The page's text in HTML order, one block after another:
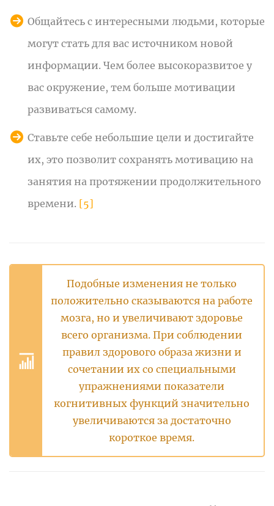
Общайтесь с интересными людьми, которые
могут стать для вас источником новой
информации. Чем более высокоразвитое у
вас окружение, тем больше мотивации
развиваться самому.
Ставьте себе небольшие цели и достигайте
их, это позволит сохранять мотивацию на
занятия на протяжении продолжительного
времени. [5]
Подобные изменения не только
положительно сказываются на работе
мозга, но и увеличивают здоровье
всего организма. При соблюдении
правил здорового образа жизни и
сочетании их со специальными
упражнениями показатели
когнитивных функций значительно
увеличиваются за достаточно
короткое время.